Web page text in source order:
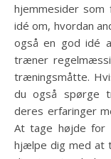
hjemmesider
idé om, hvordan
også en god idé
træner
træningsmåtte.
du også spørge
deres erfaringer
At tage højde for
hjælpe dig med at